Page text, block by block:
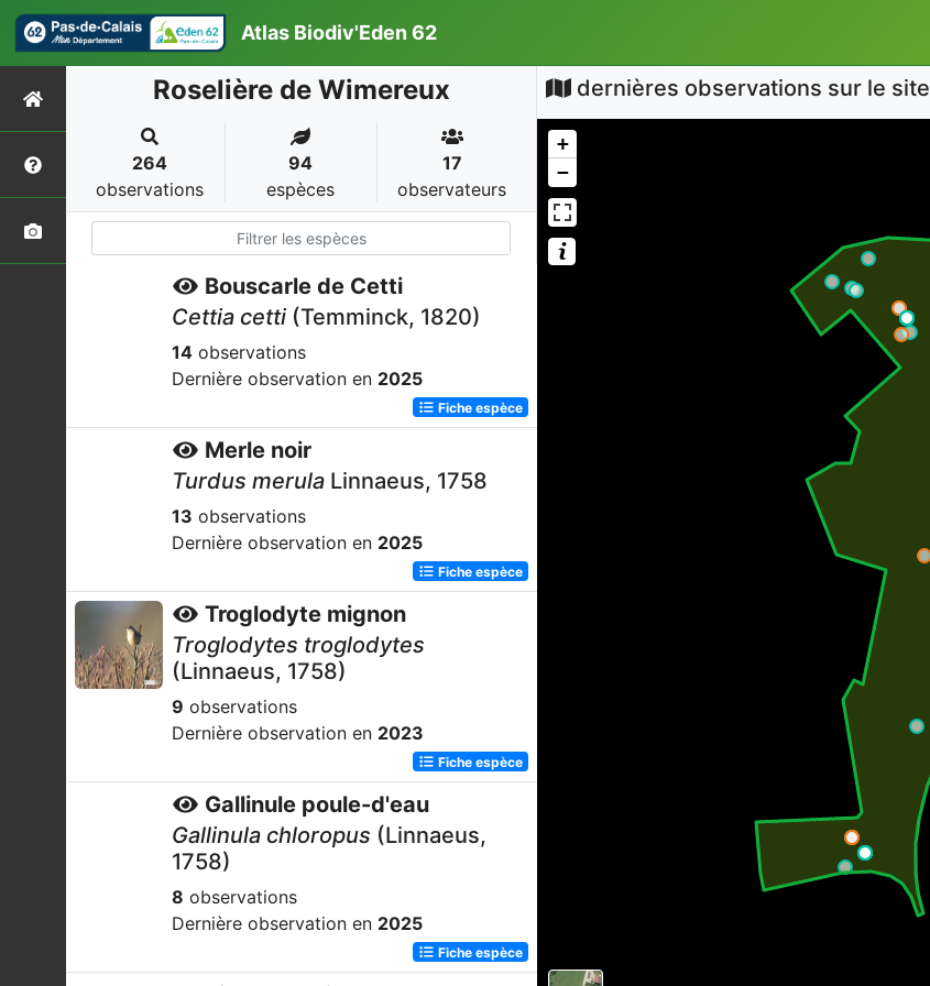
Atlas Biodiv'Eden 62
Roselière de Wimereux
264
observations
94
espèces
17
observateurs
Bouscarle de Cetti
Cettia cetti (Temminck, 1820)
14 observations
Dernière observation en 2025
Fiche espèce
Merle noir
Turdus merula Linnaeus, 1758
13 observations
Dernière observation en 2025
Fiche espèce
Troglodyte mignon
Troglodytes troglodytes
(Linnaeus, 1758)
9 observations
Dernière observation en 2023
Fiche espèce
Gallinule poule-d'eau
Gallinula chloropus (Linnaeus,
1758)
8 observations
Dernière observation en 2025
Fiche espèce
dernières observations sur le site
+
−